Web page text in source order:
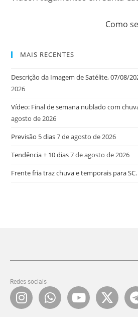
Como
MAIS RECENTES
Descrição da Imagem de Satélite, 07/08/
2026
Vídeo: Final de semana nublado com
agosto de 2026
Previsão 5 dias7 de agosto de 2026
Tendência + 10 dias7 de agosto de 2026
Frente fria traz chuva e temporais para SC.
Redes sociais